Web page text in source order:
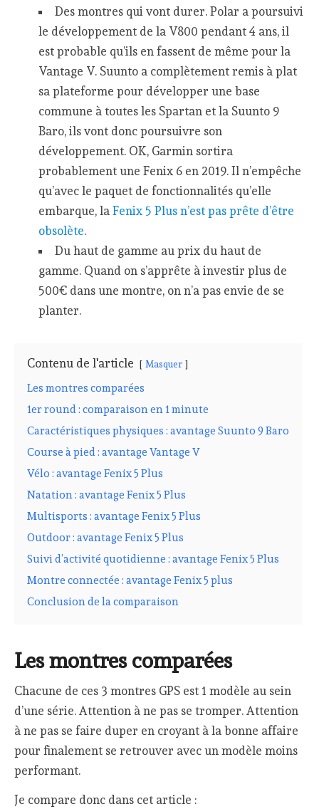
Des montres qui vont durer. Polar a poursuivi
le développement de la V800 pendant 4 ans, il
est probable qu’ils en fassent de même pour la
Vantage V. Suunto a complètement remis à plat
sa plateforme pour développer une base
commune à toutes les Spartan et la Suunto 9
Baro, ils vont donc poursuivre son
développement. OK, Garmin sortira
probablement une Fenix 6 en 2019. Il n’empêche
qu’avec le paquet de fonctionnalités qu’elle
embarque, la Fenix 5 Plus n’est pas prête d’être
obsolète.
Du haut de gamme au prix du haut de
gamme. Quand on s’apprête à investir plus de
500€ dans une montre, on n’a pas envie de se
planter.
Contenu de l'article Masquer
Les montres comparées
1er round : comparaison en 1 minute
Caractéristiques physiques : avantage Suunto 9 Baro
Course à pied : avantage Vantage V
Vélo : avantage Fenix 5 Plus
Natation : avantage Fenix 5 Plus
Multisports : avantage Fenix 5 Plus
Outdoor : avantage Fenix 5 Plus
Suivi d’activité quotidienne : avantage Fenix 5 Plus
Montre connectée : avantage Fenix 5 plus
Conclusion de la comparaison
Les montres comparées
Chacune de ces 3 montres GPS est 1 modèle au sein
d’une série. Attention à ne pas se tromper. Attention
à ne pas se faire duper en croyant à la bonne affaire
pour finalement se retrouver avec un modèle moins
performant.
Je compare donc dans cet article :